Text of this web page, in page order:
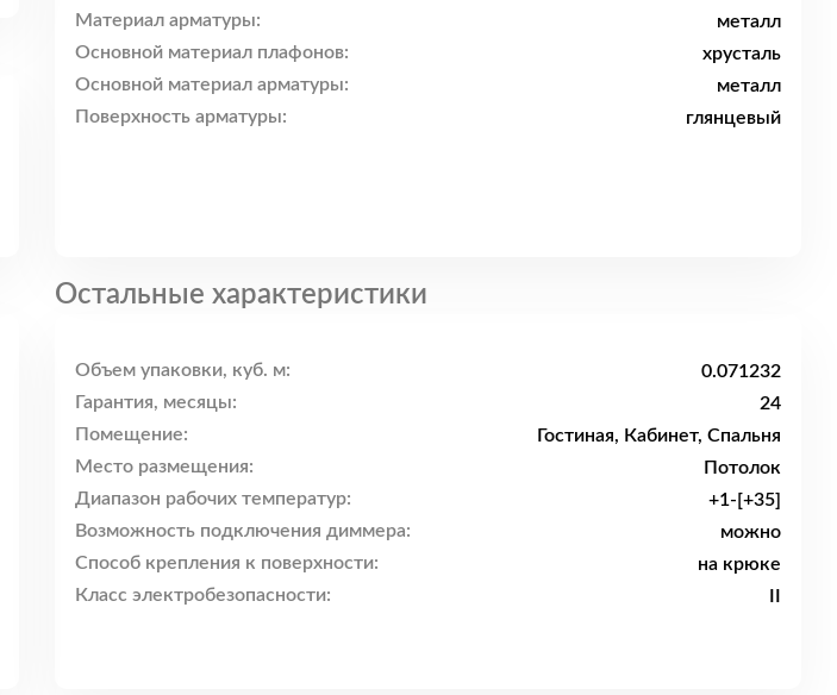
Материал арматуры:
металл
Основной материал плафонов:
хрусталь
Основной материал арматуры:
металл
Поверхность арматуры:
глянцевый
Остальные характеристики
Объем упаковки, куб. м:
0.071232
Гарантия, месяцы:
24
Помещение:
Гостиная, Кабинет, Спальня
Место размещения:
Потолок
Диапазон рабочих температур:
+1-[+35]
Возможность подключения диммера:
можно
Способ крепления к поверхности:
на крюке
Класс электробезопасности:
II